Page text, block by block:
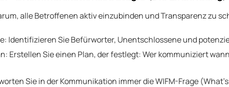
alle Betroffenen aktiv einzubinden und Transparenz zu
Identifizieren Sie Befürworter, Unentschlossene und
Erstellen Sie einen Plan, der festlegt: Wer kommuniziert
Sie in der Kommunikation immer die WIFM-Frage